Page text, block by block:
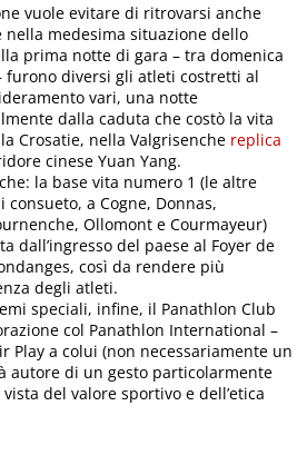
vuole evitare di ritrovarsi anche
medesima situazione dello
prima notte di gara – tra domenica
furono diversi gli atleti costretti al
vari, una notte
dalla caduta che costò la vita
Crosatie, nella Valgrisenche replica
cinese Yuan Yang.
la base vita numero 1 (le altre
a Cogne, Donnas,
Ollomont e Courmayeur)
dall’ingresso del paese al Foyer de
così da rendere più
degli atleti.
speciali, infine, il Panathlon Club
col Panathlon International –
Play a colui (non necessariamente un
autore di un gesto particolarmente
del valore sportivo e dell’etica